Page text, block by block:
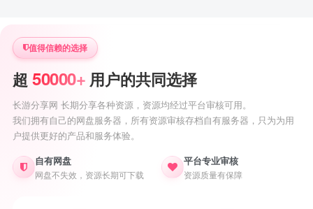
值得信赖的选择
超50000+ 用户的共同选择
长游分享网 长期分享各种资源，资源均经过平台审核可用。
我们拥有自己的网盘服务器，所有资源审核存档自有服务器，只为为用
户提供更好的产品和服务体验。
自有网盘
网盘不失效，资源长期可下载
平台专业审核
资源质量有保障